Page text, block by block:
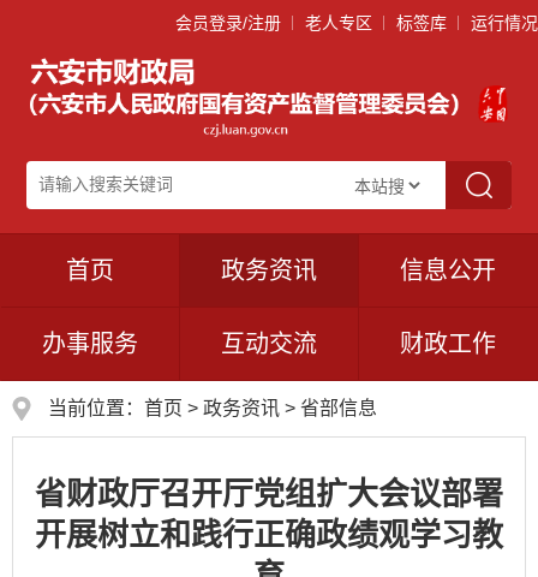
会员登录/注册 老人专区 标签库 运行情况
首页 政务资讯 信息公开
办事服务 互动交流 财政工作
当前位置： 首页 > 政务资讯 > 省部信息
省财政厅召开厅党组扩大会议部署
开展树立和践行正确政绩观学习教